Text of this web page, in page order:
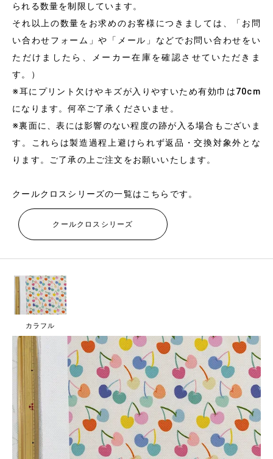
られる数量を制限しています。
それ以上の数量をお求めのお客様につきましては、「お問
い合わせフォーム」や「メール」などでお問い合わせをい
ただけましたら、メーカー在庫を確認させていただきま
す。）
※耳にプリント欠けやキズが入りやすいため有効巾は70cm
になります。何卒ご了承くださいませ。
※裏面に、表には影響のない程度の跡が入る場合もございま
す。これらは製造過程上避けられず返品・交換対象外とな
ります。ご了承の上ご注文をお願いいたします。
クールクロスシリーズの一覧はこちらです。
クールクロスシリーズ
カラフル